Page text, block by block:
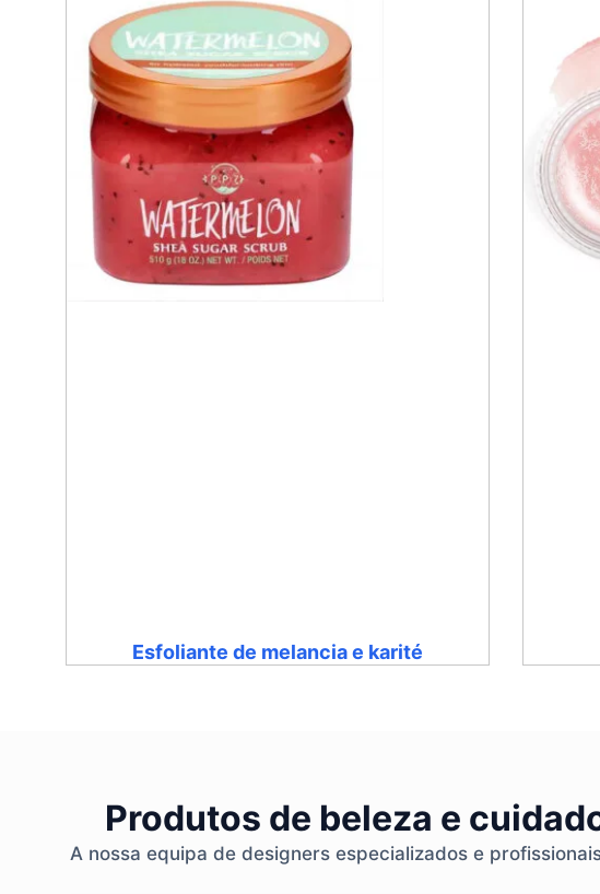
Esfoliante de melancia e karité
Produtos de beleza e
A nossa equipa de designers especializados e